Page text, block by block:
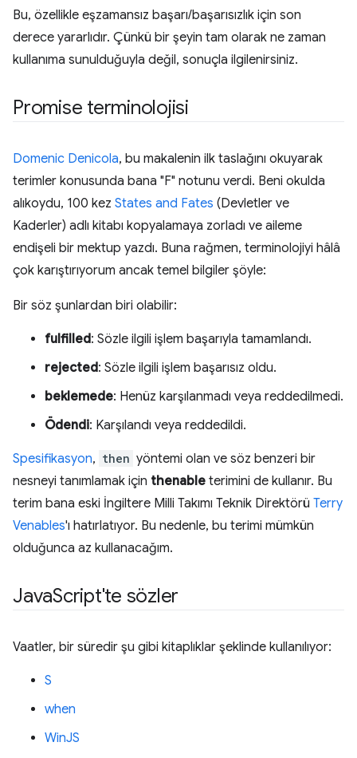
Bu, özellikle eşzamansız başarı/başarısızlık için son
derece yararlıdır. Çünkü bir şeyin tam olarak ne zaman
kullanıma sunulduğuyla değil, sonuçla ilgilenirsiniz.
Promise terminolojisi
Domenic Denicola, bu makalenin ilk taslağını okuyarak
terimler konusunda bana "F" notunu verdi. Beni okulda
alıkoydu, 100 kez States and Fates (Devletler ve
Kaderler) adlı kitabı kopyalamaya zorladı ve aileme
endişeli bir mektup yazdı. Buna rağmen, terminolojiyi hâlâ
çok karıştırıyorum ancak temel bilgiler şöyle:
Bir söz şunlardan biri olabilir:
fulfilled: Sözle ilgili işlem başarıyla tamamlandı.
rejected: Sözle ilgili işlem başarısız oldu.
beklemede: Henüz karşılanmadı veya reddedilmedi.
Ödendi: Karşılandı veya reddedildi.
Spesifikasyon, then yöntemi olan ve söz benzeri bir
nesneyi tanımlamak için thenable terimini de kullanır. Bu
terim bana eski İngiltere Milli Takımı Teknik Direktörü Terry
Venables'ı hatırlatıyor. Bu nedenle, bu terimi mümkün
olduğunca az kullanacağım.
JavaScript'te sözler
Vaatler, bir süredir şu gibi kitaplıklar şeklinde kullanılıyor:
S
when
WinJS